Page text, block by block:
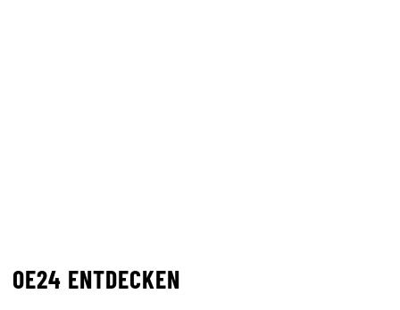
OE24 ENTDECKEN